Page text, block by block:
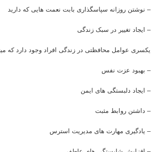
– نوشتن روزانه سپاسگذاری بابت نعمت هایی که دارید
– ایجاد تغییر در سبک زندگی
یکسری عوامل محافظتی در زندگی افراد وجود دارد که
– بهبود عزت نفس
– ایجاد دلبستگی های ایمن
– داشتن روابط مثبت
– یادگیری مهارت های مدیریت استرس